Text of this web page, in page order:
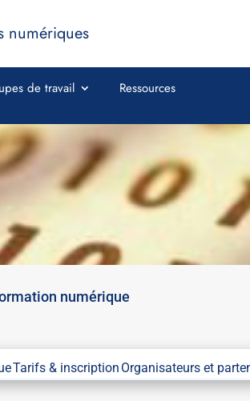
numériques
de travail
Ressources
numérique
Tarifs & inscription Organisateurs et